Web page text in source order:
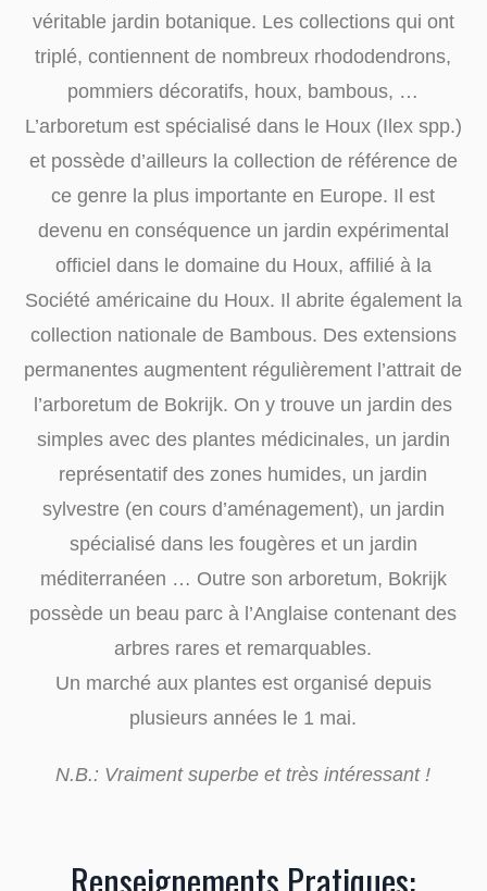
véritable jardin botanique. Les collections qui ont
triplé, contiennent de nombreux rhododendrons,
pommiers décoratifs, houx, bambous, …
L’arboretum est spécialisé dans le Houx (Ilex spp.)
et possède d’ailleurs la collection de référence de
ce genre la plus importante en Europe. Il est
devenu en conséquence un jardin expérimental
officiel dans le domaine du Houx, affilié à la
Société américaine du Houx. Il abrite également la
collection nationale de Bambous. Des extensions
permanentes augmentent régulièrement l’attrait de
l’arboretum de Bokrijk. On y trouve un jardin des
simples avec des plantes médicinales, un jardin
représentatif des zones humides, un jardin
sylvestre (en cours d’aménagement), un jardin
spécialisé dans les fougères et un jardin
méditerranéen … Outre son arboretum, Bokrijk
possède un beau parc à l’Anglaise contenant des
arbres rares et remarquables.
Un marché aux plantes est organisé depuis
plusieurs années le 1 mai.
N.B.: Vraiment superbe et très intéressant !